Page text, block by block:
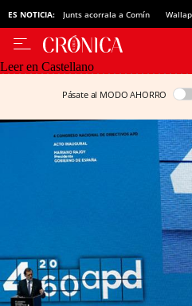
ES NOTICIA: Junts acorrala a Comín
Leer en Castellano
Pásate al MODO AHORRO